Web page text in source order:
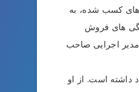
های کسب شده، به
های فروش
مدیر اجرایی صاحب
داشته است. از او